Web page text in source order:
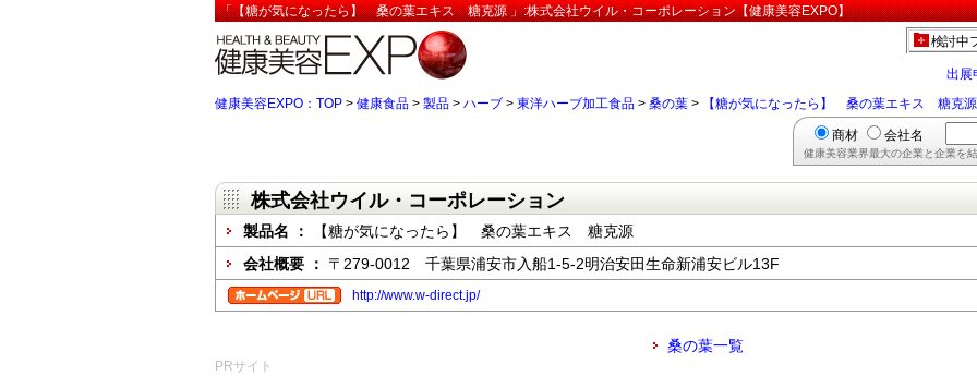
「【糖が気になったら】 桑の葉エキス 糖克源 」:株式会社ウイル・コーポレーション【健康美容EXPO】
検討中
出展
健康美容EXPO：TOP > 健康食品 > 製品 > ハーブ > 東洋ハーブ加工食品 > 桑の葉 > 【糖が気になったら】 桑の葉エキス 糖克源
商材 会社名
健康美容業界最大の企業と企業を
株式会社ウイル・コーポレーション
製品名 ：
【糖が気になったら】 桑の葉エキス 糖克源
会社概要 ： 〒279-0012 千葉県浦安市入船1-5-2明治安田生命新浦安ビル13F
http://www.w-direct.jp/
桑の葉一覧
PRサイト